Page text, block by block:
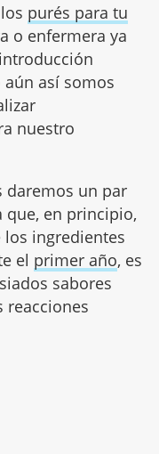
purés para tu
o enfermera ya
así somos
nuestro
daremos un par
que, en principio,
ingredientes
el primer año, es
sabores
reacciones